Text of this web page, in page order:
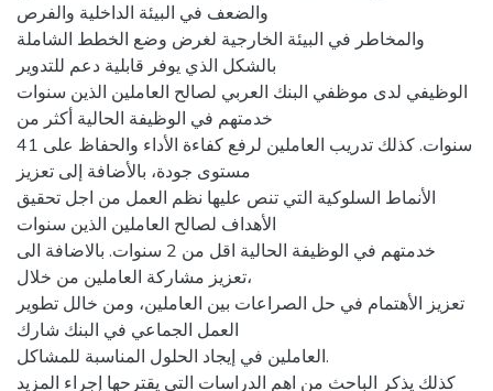
والضعف في البيئة الداخلية والفرص
والمخاطر في البيئة الخارجية لغرض وضع الخطط الشاملة
بالشكل الذي يوفر قابلية دعم للتدوير
الوظيفي لدى موظفي البنك العربي لصالح العاملين الذين سنوات
خدمتهم في الوظيفة الحالية أكثر من
41 سنوات. كذلك تدريب العاملين لرفع كفاءة الأداء والحفاظ على
مستوى جودة، بالأضافة إلى تعزيز
الأنماط السلوكية التي تنص عليها نظم العمل من اجل تحقيق
الأهداف لصالح العاملين الذين سنوات
خدمتهم في الوظيفة الحالية اقل من 2 سنوات. بالاضافة الى
تعزيز مشاركة العاملين من خلال،
تعزيز الأهتمام في حل الصراعات بين العاملين، ومن خالل تطوير
العمل الجماعي في البنك شارك
العاملين في إيجاد الحلول المناسبة للمشاكل.
كذلك يذكر الباحث من اهم الدراسات التي يقترحها إجراء المزيد